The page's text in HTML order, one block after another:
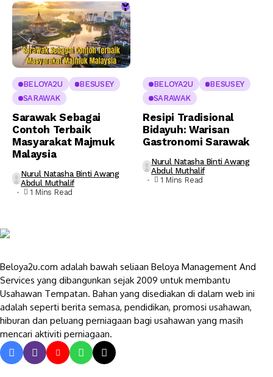
BELOYA2U
BESUSEY
SARAWAK
Sarawak Sebagai
Contoh Terbaik
Masyarakat Majmuk
Malaysia
Nurul Natasha Binti Awang
Abdul Muthalif
1 Mins Read
BELOYA2U
BESUSEY
SARAWAK
Resipi Tradisional
Bidayuh: Warisan
Gastronomi Sarawak
Nurul Natasha Binti Awang
Abdul Muthalif
1 Mins Read
Beloya2u.com adalah bawah seliaan Beloya Management And
Services yang dibangunkan sejak 2009 untuk membantu
Usahawan Tempatan. Bahan yang disediakan di dalam web ini
adalah seperti berita semasa, pendidikan, promosi usahawan,
hiburan dan peluang perniagaan bagi usahawan yang masih
mencari aktiviti perniagaan.